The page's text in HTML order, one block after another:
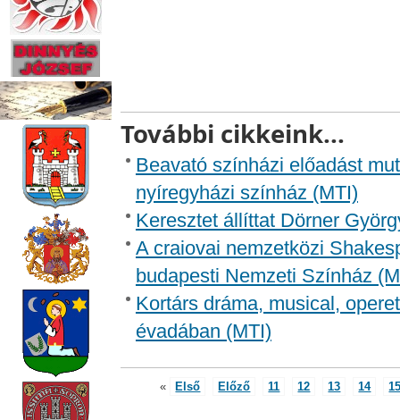
További cikkeink...
Beavató színházi előadást
nyíregyházi színház (MTI)
Keresztet állíttat Dörner
A craiovai nemzetközi
budapesti Nemzeti Színház
Kortárs dráma, musical,
évadában (MTI)
« Első Előző 11 12 13 14